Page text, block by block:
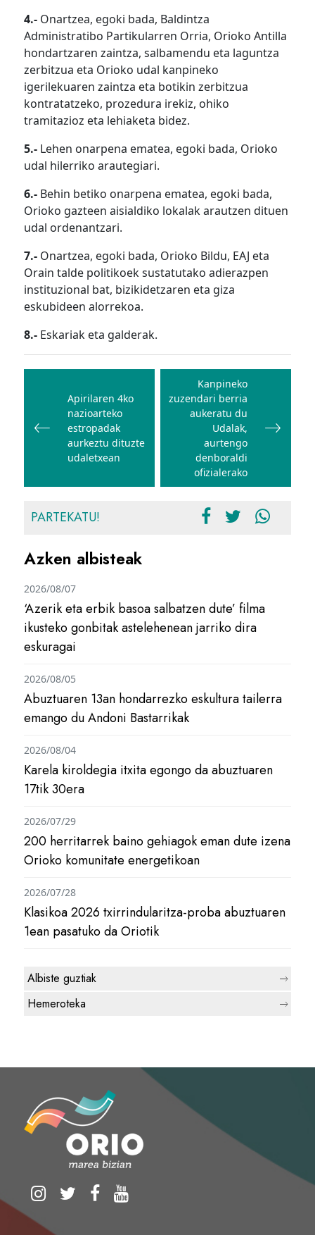
4.- Onartzea, egoki bada, Baldintza
Administratibo Partikularren Orria, Orioko Antilla
hondartzaren zaintza, salbamendu eta laguntza
zerbitzua eta Orioko udal kanpineko
igerilekuaren zaintza eta botikin zerbitzua
kontratatzeko, prozedura irekiz, ohiko
tramitazioz eta lehiaketa bidez.
5.- Lehen onarpena ematea, egoki bada, Orioko
udal hilerriko arautegiari.
6.- Behin betiko onarpena ematea, egoki bada,
Orioko gazteen aisialdiko lokalak arautzen dituen
udal ordenantzari.
7.- Onartzea, egoki bada, Orioko Bildu, EAJ eta
Orain talde politikoek sustatutako adierazpen
instituzional bat, bizikidetzaren eta giza
eskubideen alorrekoa.
8.- Eskariak eta galderak.
Bidalketetan
nabigatuApirilaren 4ko
nazioarteko
estropadak
aurkeztu dituzte
udaletxean
Kanpineko
zuzendari berria
aukeratu du
Udalak,
aurtengo
denboraldi
ofizialerako
PARTEKATU!
Azken albisteak
‘Azerik eta erbik basoa salbatzen dute’ filma
ikusteko gonbitak astelehenean jarriko dira
eskuragai
2026/08/07
Abuztuaren 13an hondarrezko eskultura tailerra
emango du Andoni Bastarrikak
2026/08/05
Karela kiroldegia itxita egongo da abuztuaren
17tik 30era
2026/08/04
200 herritarrek baino gehiagok eman dute izena
Orioko komunitate energetikoan
2026/07/29
Klasikoa 2026 txirrindularitza-proba abuztuaren
1ean pasatuko da Oriotik
2026/07/28
Albiste guztiak
Hemeroteka